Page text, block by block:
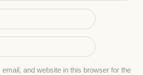
and website in this browser for the